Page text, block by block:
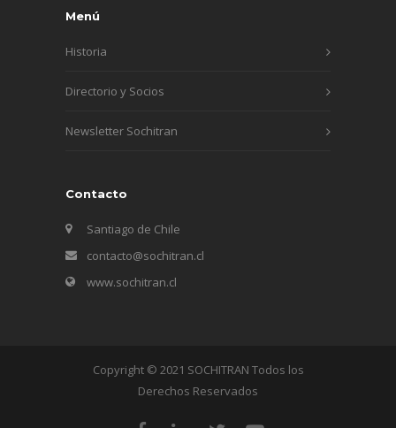
Menú
Historia
Directorio y Socios
Newsletter Sochitran
Contacto
Santiago de Chile
contacto@sochitran.cl
www.sochitran.cl
Copyright © 2021 SOCHITRAN Todos los
Derechos Reservados